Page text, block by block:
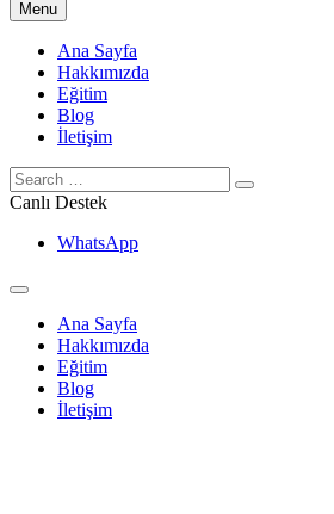
Menu
Ana Sayfa
Hakkımızda
Eğitim
Blog
İletişim
Canlı Destek
WhatsApp
Ana Sayfa
Hakkımızda
Eğitim
Blog
İletişim